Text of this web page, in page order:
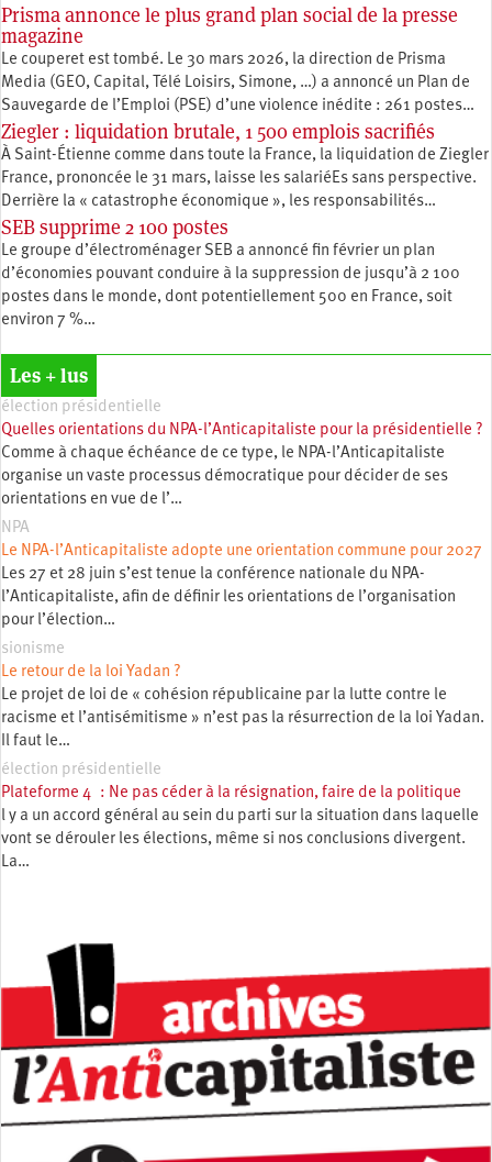
Prisma annonce le plus grand plan social de la presse
magazine
Le couperet est tombé. Le 30 mars 2026, la direction de Prisma
Media (GEO, Capital, Télé Loisirs, Simone, …) a annoncé un Plan de
Sauvegarde de l’Emploi (PSE) d’une violence inédite : 261 postes…
Ziegler : liquidation brutale, 1 500 emplois sacrifiés
À Saint-Étienne comme dans toute la France, la liquidation de Ziegler
France, prononcée le 31 mars, laisse les salariéEs sans perspective.
Derrière la « catastrophe économique », les responsabilités…
SEB supprime 2 100 postes
Le groupe d’électroménager SEB a annoncé fin février un plan
d’économies pouvant conduire à la suppression de jusqu’à 2 100
postes dans le monde, dont potentiellement 500 en France, soit
environ 7 %…
Les + lus
élection présidentielle
Quelles orientations du NPA-l’Anticapitaliste pour la présidentielle ?
Comme à chaque échéance de ce type, le NPA-l’Anticapitaliste
organise un vaste processus démocratique pour décider de ses
orientations en vue de l’…
NPA
Le NPA-l’Anticapitaliste adopte une orientation commune pour 2027
Les 27 et 28 juin s’est tenue la conférence nationale du NPA-
l’Anticapitaliste, afin de définir les orientations de l’organisation
pour l’élection…
sionisme
Le retour de la loi Yadan ?
Le projet de loi de « cohésion républicaine par la lutte contre le
racisme et l’antisémitisme » n’est pas la résurrection de la loi Yadan.
Il faut le…
élection présidentielle
Plateforme 4 : Ne pas céder à la résignation, faire de la politique
l y a un accord général au sein du parti sur la situation dans laquelle
vont se dérouler les élections, même si nos conclusions divergent.
La…